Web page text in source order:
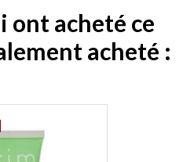
ont acheté ce
acheté :